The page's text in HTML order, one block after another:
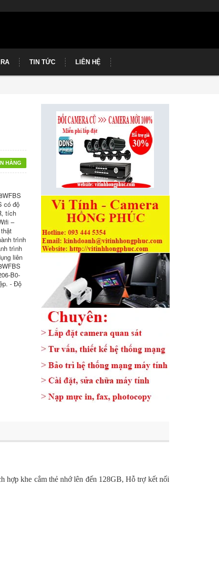
TIN TỨC LIÊN HỆ
HÀNG
có độ
tích
–
trình
trình
liên
B0-
- Độ
khe cắm thẻ nhớ lên đến 128GB, Hỗ trợ kết nối